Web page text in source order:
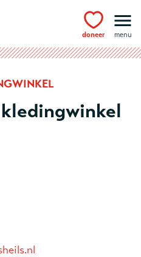
Ga naar hoofdinhoud
doneer menu